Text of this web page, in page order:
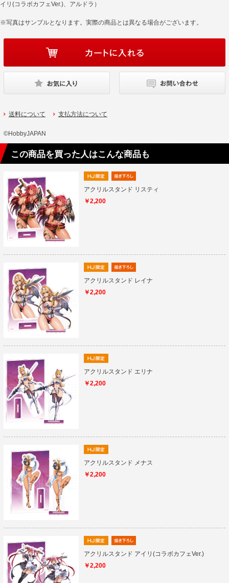
イリ(コラボカフェVer.)、アルドラ）
※写真はサンプルとなります。実際の商品とは異なる場合がございます。
送料について 支払方法について
©HobbyJAPAN
この商品を買った人はこんな商品も
アクリルスタンド リスティ
￥2,200
アクリルスタンド レイナ
￥2,200
アクリルスタンド エリナ
￥2,200
アクリルスタンド メナス
￥2,200
アクリルスタンド アイリ(コラボカフェVer.)
￥2,200